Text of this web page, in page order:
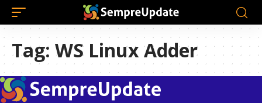
Tag: WS Linux Adder